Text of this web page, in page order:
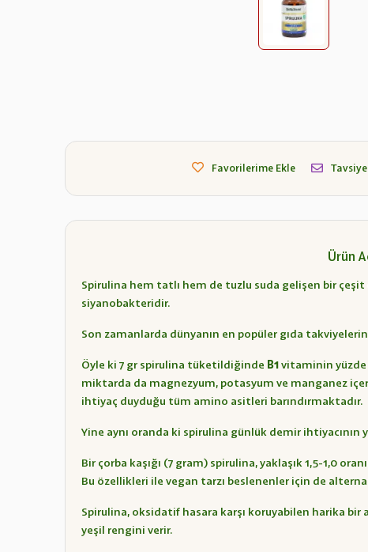
Favorilerime Ekle
Ürün
Spirulina hem tatlı hem de tuzlu suda gelişen bir
siyanobakteridir.
Son zamanlarda dünyanın en popüler gıda
Öyle ki 7 gr spirulina tüketildiğinde B1vitaminin yüzde
miktarda da magnezyum, potasyum ve manganez
ihtiyaç duyduğu tüm amino asitleri barındırmaktadır.
Yine aynı oranda ki spirulina günlük demir ihtiyacının
Bir çorba kaşığı (7 gram) spirulina, yaklaşık 1,5-1,0
Bu özellikleri ile vegan tarzı beslenenler için de
Spirulina, oksidatif hasara karşı koruyabilen harika
yeşil rengini verir.